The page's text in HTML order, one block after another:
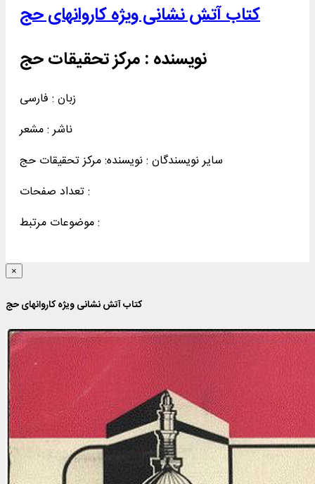
کتاب آتش نشانی ویژه کاروانهای حج
نویسنده : مرکز تحقیقات حج
زبان : فارسی
ناشر :مشعر
سایر نویسندگان : نویسنده: مرکز تحقیقات حج
تعداد صفحات :
موضوعات مرتبط :
×
کتاب آتش نشانی ویژه کاروانهای حج